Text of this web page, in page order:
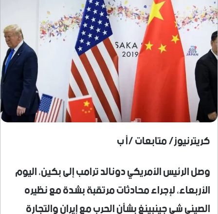
كريترنيوز/ متابعات /أ ب
وصل الرئيس الأمريكي دونالد ترامب إلى بكين، اليوم
الأربعاء، لإجراء محادثات مرتقبة بشدة مع نظيره